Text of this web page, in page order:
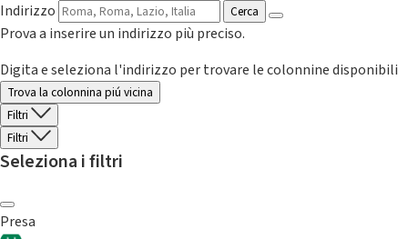
Indirizzo
Cerca
Prova a inserire un indirizzo più preciso.
Digita e seleziona l'indirizzo per trovare le colonnine disponibili
Trova la colonnina piú vicina
Filtri
Filtri
Seleziona i filtri
Presa